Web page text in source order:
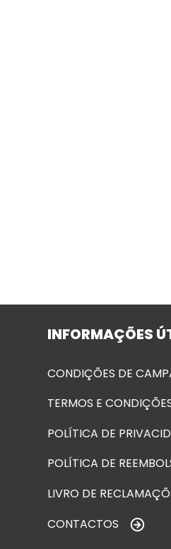
INFORMAÇÕES
CONDIÇÕES DE
TERMOS E
POLÍTICA DE
POLÍTICA DE
LIVRO DE
CONTACTOS